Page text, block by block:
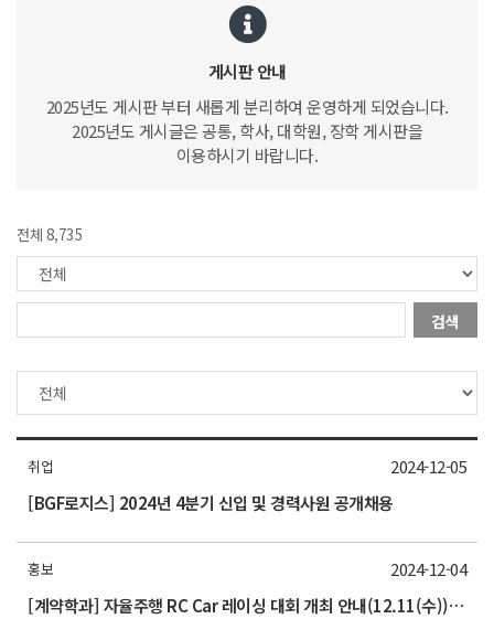
게시판 안내
2025년도 게시판 부터 새롭게 분리하여 운영하게 되었습니다.
2025년도 게시글은 공통, 학사, 대학원, 장학 게시판을
이용하시기 바랍니다.
전체 8,735
검색
취업
[BGF로지스] 2024년 4분기 신입 및 경력사원 공개채용
2024-12-05
홍보
[계약학과] 자율주행 RC Car 레이싱 대회 개최 안내(12.11(수)) 홈페이지 홍보
2024-12-04